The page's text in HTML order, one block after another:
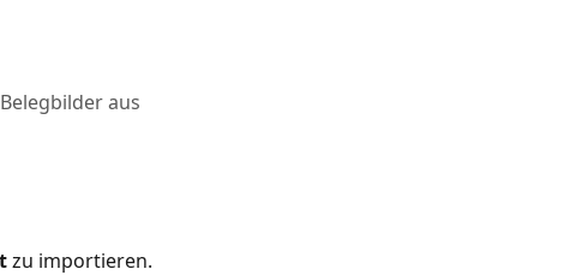
aus
zu importieren.